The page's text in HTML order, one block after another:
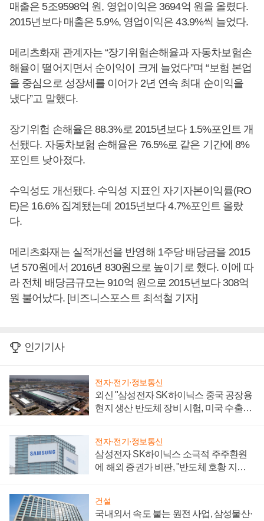
매출은 5조9598억 원, 영업이익은 3694억 원을 올렸다.
2015년보다 매출은 5.9%, 영업이익은 43.9%씩 늘었다.
메리츠화재 관계자는 “장기위험손해율과 자동차보험손
해율이 떨어지면서 순이익이 크게 늘었다”며 “보험 본업
을 중심으로 성장세를 이어가 2년 연속 최대 순이익을
냈다”고 말했다.
장기위험 손해율은 88.3%로 2015년보다 1.5%포인트 개
선됐다. 자동차보험 손해율은 76.5%로 같은 기간에 8%
포인트 낮아졌다.
수익성도 개선됐다. 수익성 지표인 자기자본이익률(RO
E)은 16.6% 집계됐는데 2015년보다 4.7%포인트 올랐
다.
메리츠화재는 실적개선을 반영해 1주당 배당금을 2015
년 570원에서 2016년 830원으로 높이기로 했다. 이에 따
라 전체 배당금규모는 910억 원으로 2015년보다 308억
원 불어났다. [비즈니스포스트 최석철 기자]
인기기사
전자·전기·정보통신
외신 "삼성전자 SK하이닉스 중국 공장용
현지 생산 반도체 장비 시험, 미국 수출통
전자·전기·정보통신
삼성전자 SK하이닉스 소극적 주주환원
에 해외 증권가 비판, "반도체 호황 지속
건설
국내외서 속도 붙는 원전 사업, 삼성물산·